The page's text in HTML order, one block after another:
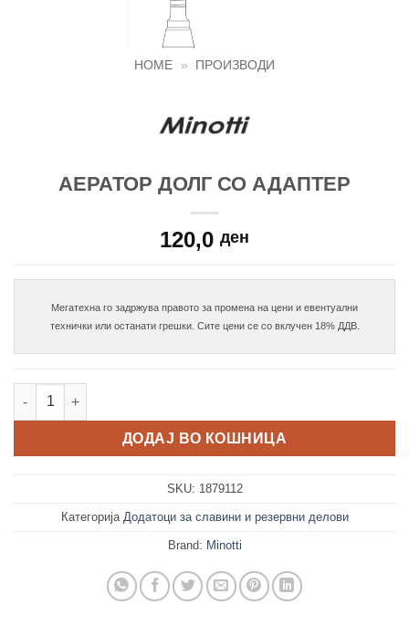
HOME » ПРОИЗВОДИ
АЕРАТОР ДОЛГ СО АДАПТЕР
120,0 ден
Мегатехна го задржува правото за промена на цени и евентуални
Аератор долг со адаптер количина
ДОДАЈ ВО КОШНИЦА
SKU: 1879112
Категорија Додатоци за славини и резервни делови
Brand: Minotti